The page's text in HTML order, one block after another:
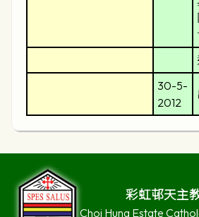
30-5-
2012
彩虹邨天主
Choi Hung Estate